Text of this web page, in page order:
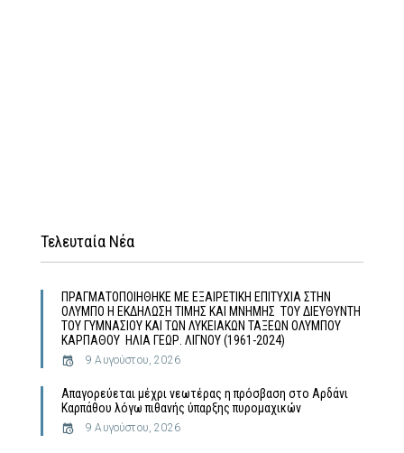
Τελευταία Νέα
ΠΡΑΓΜΑΤΟΠΟΙΗΘΗΚΕ ΜΕ ΕΞΑΙΡΕΤΙΚΗ ΕΠΙΤΥΧΙΑ ΣΤΗΝ
ΟΛΥΜΠΟ Η ΕΚΔΗΛΩΣΗ ΤΙΜΗΣ ΚΑΙ ΜΝΗΜΗΣ ΤΟΥ ΔΙΕΥΘΥΝΤΗ
ΤΟΥ ΓΥΜΝΑΣΙΟΥ ΚΑΙ ΤΩΝ ΛΥΚΕΙΑΚΩΝ ΤΑΞΕΩΝ ΟΛΥΜΠΟΥ
ΚΑΡΠΑΘΟΥ ΗΛΙΑ ΓΕΩΡ. ΛΙΓΝΟΥ (1961-2024)
9 Αυγούστου, 2026
Απαγορεύεται μέχρι νεωτέρας η πρόσβαση στο Αρδάνι
Καρπάθου λόγω πιθανής ύπαρξης πυρομαχικών
9 Αυγούστου, 2026